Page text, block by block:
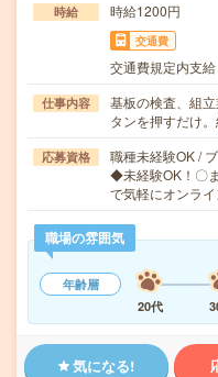
時給 時給1200円
交通費
交通費規定内支給
仕事内容
基板の検査、組
タンを押すだけ
応募資格
職種未経験OK /
◆未経験OK！〇
で気軽にオンラ
職場の雰囲気
年齢層
20代
気になる!